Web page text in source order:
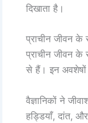
दिखाता है।
प्राचीन जीवन
प्राचीन जीवन के
से हैं। इन अवशेषों
वैज्ञानिकों ने
हड्डियाँ, दांत,